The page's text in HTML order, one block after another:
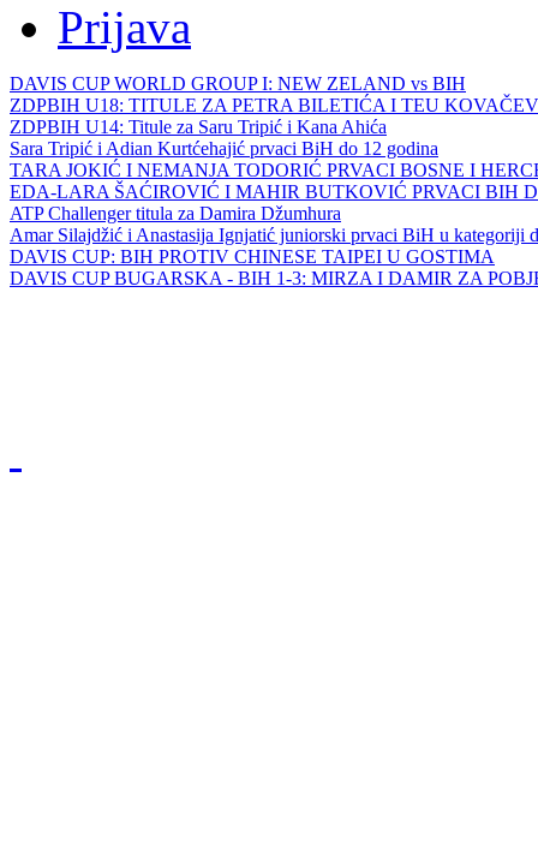
Prijava
DAVIS CUP WORLD GROUP I: NEW ZELAND vs BIH
ZDPBIH U18: TITULE ZA PETRA BILETIĆA I TEU
ZDPBIH U14: Titule za Saru Tripić i Kana Ahića
Sara Tripić i Adian Kurtćehajić prvaci BiH do 12 godina
TARA JOKIĆ I NEMANJA TODORIĆ PRVACI BOSNE I
EDA-LARA ŠAĆIROVIĆ I MAHIR BUTKOVIĆ PRVACI BIH
ATP Challenger titula za Damira Džumhura
Amar Silajdžić i Anastasija Ignjatić juniorski prvaci BiH u kategoriji
DAVIS CUP: BIH PROTIV CHINESE TAIPEI U GOSTIMA
DAVIS CUP BUGARSKA - BIH 1-3: MIRZA I DAMIR ZA